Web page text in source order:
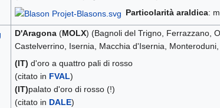
Particolarità araldica:
D'Aragona(MOLX) (Bagnoli del Trigno, Ferrazzano,
Castelverrino, Isernia, Macchia d'Isernia,
(IT) d'oro a quattro pali di rosso
(citato in FVAL)
(IT)palato d'oro di rosso (!)
(citato in DALE)